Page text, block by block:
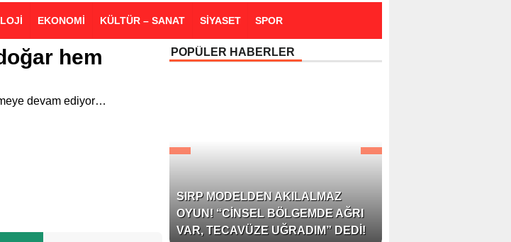
EKONOMİ KÜLTÜR – SANAT SİYASET SPOR
hem
devam ediyor…
POPÜLER HABERLER
SIRP MODELDEN AKILALMAZ
OYUN! “CINSEL BÖLGEMDE AĞRI
VAR, TECAVÜZE UĞRADIM” DEDI!